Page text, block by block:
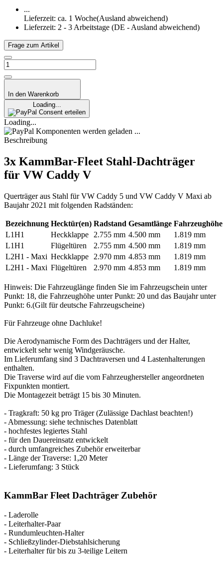
...
Lieferzeit: ca. 1 Woche(Ausland abweichend)
Lieferzeit: 2 - 3 Arbeitstage (DE - Ausland abweichend)
Frage zum Artikel
In den Warenkorb
Loading...
Consent erteilen
Loading...
Komponenten werden geladen ...
Beschreibung
3x KammBar-Fleet Stahl-Dachträger
für VW Caddy V
Querträger aus Stahl für VW Caddy 5 und VW Caddy V Maxi ab
Baujahr 2021 mit folgenden Radständen:
Bezeichnung Hecktür(en) Radstand Gesamtlänge Fahrzeughöhe
L1H1
Heckklappe 2.755 mm 4.500 mm
1.819 mm
L1H1
Flügeltüren 2.755 mm 4.500 mm
1.819 mm
L2H1 - Maxi Heckklappe 2.970 mm 4.853 mm
1.819 mm
L2H1 - Maxi Flügeltüren 2.970 mm 4.853 mm 1.819 mm
Hinweis: Die Fahrzeuglänge finden Sie im Fahrzeugschein unter
Punkt: 18, die Fahrzeughöhe unter Punkt: 20 und das Baujahr unter
Punkt: 6.(Gilt für deutsche Fahrzeugscheine)
Für Fahrzeuge ohne Dachluke!
Die Aerodynamische Form des Dachträgers und der Halter,
entwickelt sehr wenig Windgeräusche.
Im Lieferumfang sind 3 Dachtraversen und 4 Lastenhalterungen
enthalten.
Die Traverse wird auf die vom Fahrzeughersteller angeordneten
Fixpunkten montiert.
Die Montagezeit beträgt 15 bis 30 Minuten.
- Tragkraft: 50 kg pro Träger (Zulässige Dachlast beachten!)
- Abmessung: siehe technisches Datenblatt
- hochfestes legiertes Stahl
- für den Dauereinsatz entwickelt
- durch umfangreiches Zubehör erweiterbar
- Länge der Traverse: 1,20 Meter
- Lieferumfang: 3 Stück
KammBar Fleet Dachträger Zubehör
- Laderolle
- Leiterhalter-Paar
- Rundumleuchten-Halter
- Schließzylinder-Diebstahlsicherung
- Leiterhalter für bis zu 3-teilige Leitern